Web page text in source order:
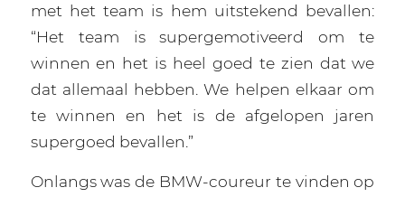
met het team is hem uitstekend bevallen:
“Het team is supergemotiveerd om te
winnen en het is heel goed te zien dat we
dat allemaal hebben. We helpen elkaar om
te winnen en het is de afgelopen jaren
supergoed bevallen.”
Onlangs was de BMW-coureur te vinden op